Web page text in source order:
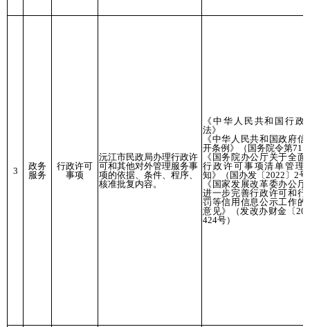
3
政务
服务
行政许可
事项
沅江市民政局办理行政许
可和其他对外管理服务事
项的依据、条件、程序、
核准批复内容。
《中华人民共和国行政
法》
《中华人民共和国政府信
开条例》（国务院令第711
《国务院办公厅关于全面
行政许可事项清单管理
知》（国办发〔2022〕2号
《国家发展改革委办公厅
进一步完善行政许可和行
罚等信用信息公示工作的
意见》（发改办财金〔
424号）